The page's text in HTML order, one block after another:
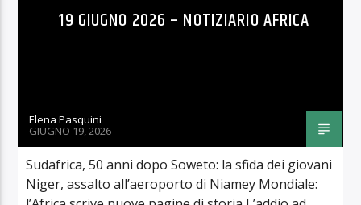
19 GIUGNO 2026 – NOTIZIARIO AFRICA
Elena Pasquini
GIUGNO 19, 2026
Sudafrica, 50 anni dopo Soweto: la sfida dei giovani
Niger, assalto all’aeroporto di Niamey Mondiale: